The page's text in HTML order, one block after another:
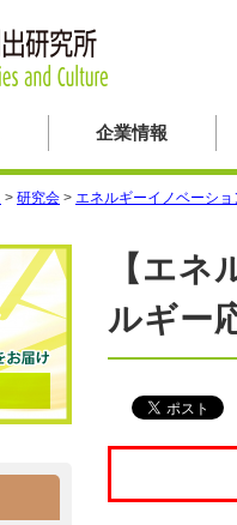
企業情報
> 研究会 > エネルギーイノベーショ
【エ
ルギー